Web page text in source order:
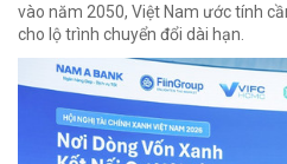
vào năm 2050, Việt Nam ước tính
cho lộ trình chuyển đổi dài hạn.